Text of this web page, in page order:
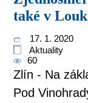
také v
17. 1. 2020
Aktuality
60
Zlín - Na
Pod